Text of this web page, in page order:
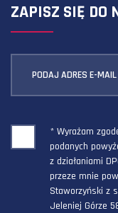
ZAPISZ SIĘ DO
PODAJ ADRES E-MAIL
* Wyrażam
podanych
z działaniami
przeze mnie
Staworzyński z
Jeleniej Górze